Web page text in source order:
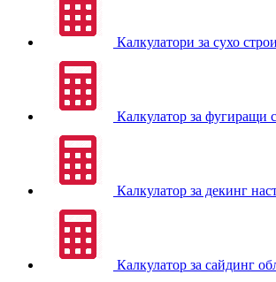
Калкулатори за сухо
Калкулатор за фугиращи
Калкулатор за декинг
Калкулатор за сайдинг